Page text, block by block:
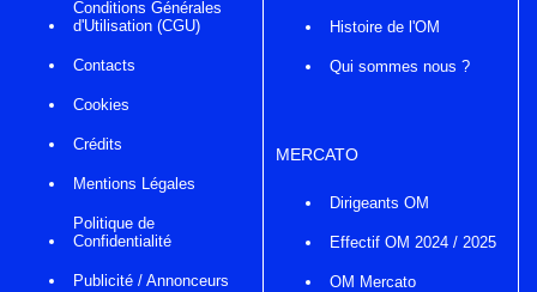
Conditions Générales
d'Utilisation (CGU)
Contacts
Cookies
Crédits
Mentions Légales
Politique de
Confidentialité
Publicité / Annonceurs
Histoire de l'OM
Qui sommes nous ?
MERCATO
Dirigeants OM
Effectif OM 2024 / 2025
OM Mercato